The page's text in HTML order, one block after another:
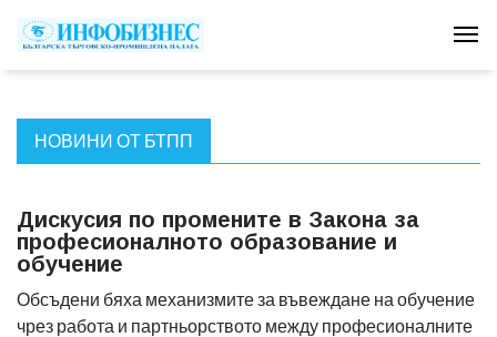
НОВИНИ ОТ БТПП
Дискусия по промените в Закона за
професионалното образование и
обучение
Обсъдени бяха механизмите за въвеждане на обучение
чрез работа и партньорството между професионалните